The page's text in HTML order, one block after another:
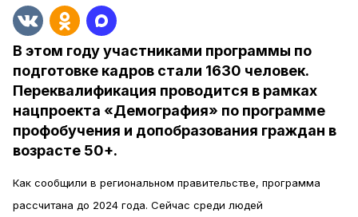
В этом году участниками программы по
подготовке кадров стали 1630 человек.
Переквалификация проводится в рамках
нацпроекта «Демография» по программе
профобучения и допобразования граждан в
возрасте 50+.
Как сообщили в региональном правительстве, программа
рассчитана до 2024 года. Сейчас среди людей